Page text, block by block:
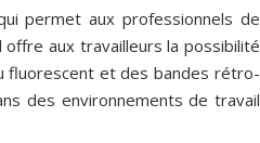
permet aux professionnels de
offre aux travailleurs la possibilité
fluorescent et des bandes rétro-
des environnements de travail